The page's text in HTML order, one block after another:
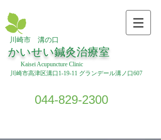
川崎市 溝の口
かいせい鍼灸治療室
Kaisei Acupuncture Clinic
川崎市高津区溝口1-19-11 グランデール溝ノ口607
044-829-2300